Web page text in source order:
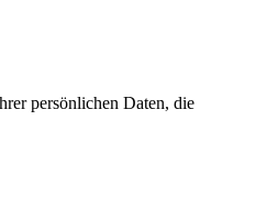
persönlichen Daten, die